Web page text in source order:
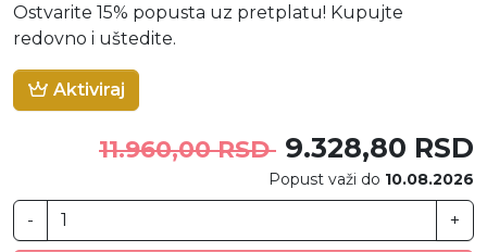
Ostvarite 15% popusta uz pretplatu! Kupujte
redovno i uštedite.
Aktiviraj
11.960,00 RSD 9.328,80 RSD
Popust važi do 10.08.2026
- +